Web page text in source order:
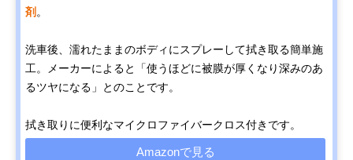
剤 。
洗車後、濡れたままのボディにスプレーして拭き取る簡単施
工。メーカーによると「使うほどに被膜が厚くなり深みのあ
るツヤになる」とのことです。
拭き取りに便利なマイクロファイバークロス付きです。
Amazonで見る